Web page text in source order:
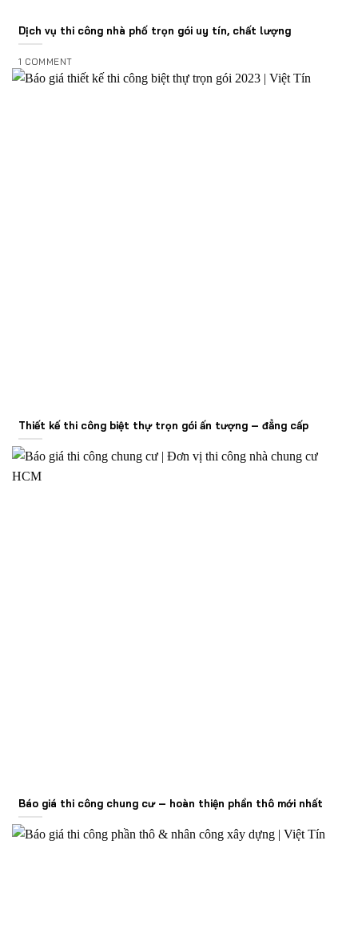
Dịch vụ thi công nhà phố trọn gói uy tín, chất lượng
1 COMMENT
Thiết kế thi công biệt thự trọn gói ấn tượng – đẳng cấp
Báo giá thi công chung cư – hoàn thiện phần thô mới nhất